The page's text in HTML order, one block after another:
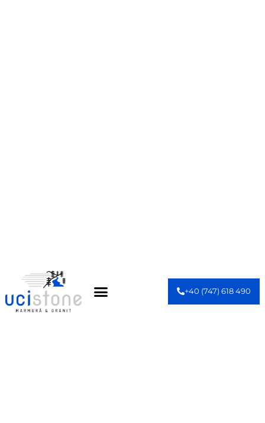
+40 (747) 618 490